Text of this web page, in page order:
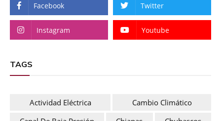
Facebook Twitter
Instagram Youtube
TAGS
Actividad Eléctrica
Cambio Climático